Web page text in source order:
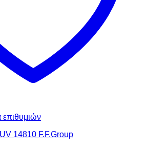
επιθυμιών
14810 F.F.Group